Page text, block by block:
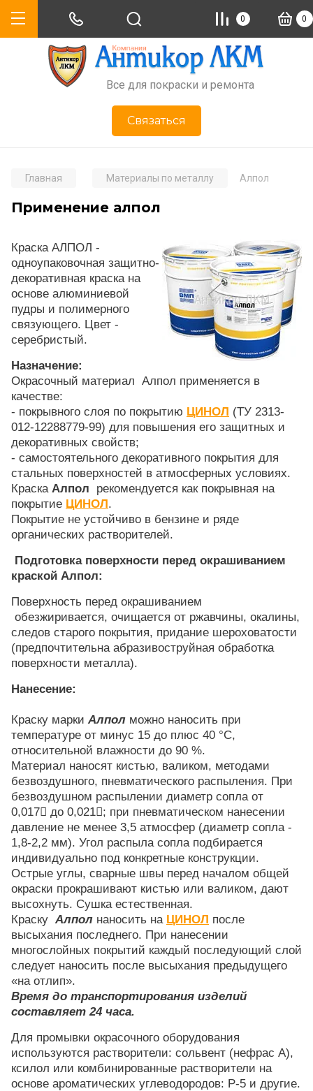
Все для покраски и ремонта
0 0
Связаться
Главная Материалы по металлу Алпол
Применение алпол
Краска АЛПОЛ -
одноупаковочная защитно-
декоративная краска на
основе алюминиевой
пудры и полимерного
связующего. Цвет -
серебристый.
Назначение:
Окрасочный материал Алпол применяется в
качестве:
- покрывного слоя по покрытию ЦИНОЛ (ТУ 2313-
012-12288779-99) для повышения его защитных и
декоративных свойств;
- самостоятельного декоративного покрытия для
стальных поверхностей в атмосферных условиях.
Краска Алпол рекомендуется как покрывная на
покрытие ЦИНОЛ.
Покрытие не устойчиво в бензине и ряде
органических растворителей.
Подготовка поверхности перед окрашиванием
краской Алпол:
Поверхность перед окрашиванием
обезжиривается, очищается от ржавчины, окалины,
следов старого покрытия, придание шероховатости
(предпочтительна абразивоструйная обработка
поверхности металла).
Нанесение:
Краску марки Алпол можно наносить при
температуре от минус 15 до плюс 40 °С,
относительной влажности до 90 %.
Материал наносят кистью, валиком, методами
безвоздушного, пневматического распыления. При
безвоздушном распылении диаметр сопла от
0,017 до 0,021; при пневматическом нанесении
давление не менее 3,5 атмосфер (диаметр сопла -
1,8-2,2 мм). Угол распыла сопла подбирается
индивидуально под конкретные конструкции.
Острые углы, сварные швы перед началом общей
окраски прокрашивают кистью или валиком, дают
высохнуть. Сушка естественная.
Краску Алпол наносить на ЦИНОЛ после
высыхания последнего. При нанесении
многослойных покрытий каждый последующий слой
следует наносить после высыхания предыдущего
«на отлип».
Время до транспортирования изделий
составляет 24 часа.
Для промывки окрасочного оборудования
используются растворители: сольвент (нефрас А),
ксилол или комбинированные растворители на
основе ароматических углеводородов: Р-5 и другие.